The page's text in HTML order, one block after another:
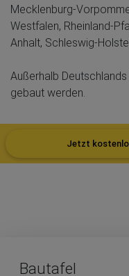
Mecklenburg-
Westfalen, Rheinland-
Anhalt, Schleswig-
Außerhalb
gebaut werden.
Jetzt
Bautafel